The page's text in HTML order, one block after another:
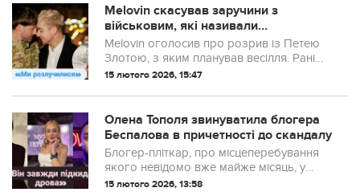
Melovin скасував заручини з
військовим, які називали
постановкою
Melovin оголосив про розрив із Петею
Злотою, з яким планував весілля. Раніше
в ЗМІ їхні заручини називали
15 лютого 2026, 15:47
Олена Тополя звинуватила блогера
Беспалова в причетності до скандалу
Блогер-пліткар, про місцеперебування
якого невідомо вже майже місяць, у
свою чергу закидає Олені та Раміні
15 лютого 2026, 13:58